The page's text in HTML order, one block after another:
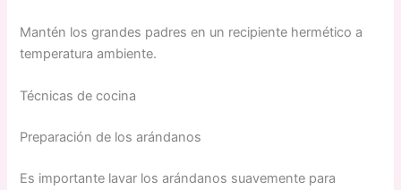
Mantén los grandes padres en un recipiente hermético a
temperatura ambiente.
Técnicas de cocina
Preparación de los arándanos
Es importante lavar los arándanos suavemente para